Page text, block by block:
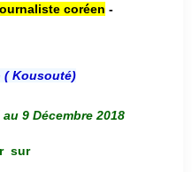
coréen -
( Kousouté)
au 9 Décembre 2018
sur